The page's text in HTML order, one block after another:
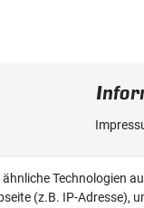
AGB
Technologien
(z.B. IP-Adresse),